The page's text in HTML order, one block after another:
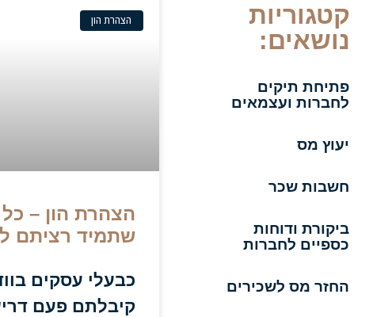
קטגוריות
נושאים:
פתיחת תיקים
לחברות ועצמאים
יעוץ מס
חשבות שכר
ביקורת ודוחות
כספיים לחברות
החזר מס לשכירים
הצהרת הון
הצהרת הון –
שתמיד רציתם
כבעלי עסקים
קיבלתם פעם